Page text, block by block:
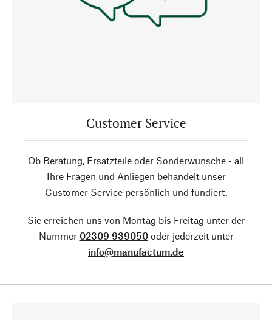
Customer Service
Ob Beratung, Ersatzteile oder Sonderwünsche - all
Ihre Fragen und Anliegen behandelt unser
Customer Service persönlich und fundiert.
Sie erreichen uns von Montag bis Freitag unter der
Nummer 02309 939050oder jederzeit unter
info@manufactum.de